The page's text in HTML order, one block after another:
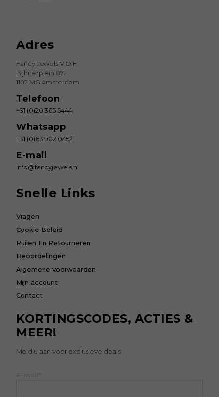
Adres
Fancy Jewels V.O.F.
Bijlmerplein 872
1102 MG Amsterdam
Telefoon
+31 (0)20 365 5444
Whatsapp
+31 (0)63 902 0452
E-mail
info@fancyjewels.nl
Snelle Links
Vragen
Cookie Beleid
Ruilen En Retourneren
Beoordelingen
Algemene voorwaarden
Mijn account
Contact
KORTINGSCODES, ACTIES &
MEER!
Meld u aan voor exclusieve deals